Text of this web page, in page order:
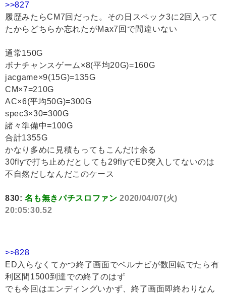
>>827
履歴みたらCM7回だった。その日スペック3に2回入って
たからどちらか忘れたがMax7回で間違いない
通常150G
ボナチャンスゲーム×8(平均20G)=160G
jacgame×9(15G)=135G
CM×7=210G
AC×6(平均50G)=300G
spec3×30=300G
諸々準備中=100G
合計1355G
かなり多めに見積もってもこんだけ余る
30flyで打ち止めだとしても29flyでED突入してないのは
不自然だしなんだこのケース
830:名も無きパチスロファン 2020/04/07(火)
20:05:30.52
>>828
ED入らなくてかつ終了画面でベルナビが数回転でたら有
利区間1500到達での終了のはず
でも今回はエンディングいかず、終了画面即終わりなん